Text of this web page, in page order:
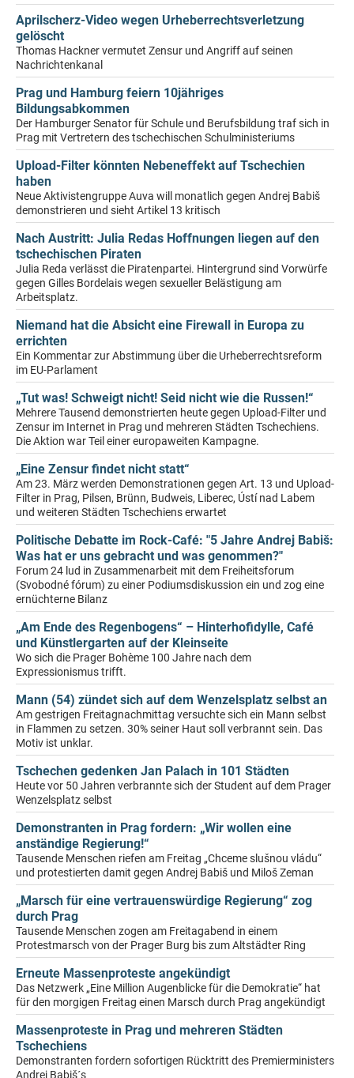
Aprilscherz-Video wegen Urheberrechtsverletzung
gelöscht
Thomas Hackner vermutet Zensur und Angriff auf seinen
Nachrichtenkanal
Prag und Hamburg feiern 10jähriges
Bildungsabkommen
Der Hamburger Senator für Schule und Berufsbildung traf sich in
Prag mit Vertretern des tschechischen Schulministeriums
Upload-Filter könnten Nebeneffekt auf Tschechien
haben
Neue Aktivistengruppe Auva will monatlich gegen Andrej Babiš
demonstrieren und sieht Artikel 13 kritisch
Nach Austritt: Julia Redas Hoffnungen liegen auf den
tschechischen Piraten
Julia Reda verlässt die Piratenpartei. Hintergrund sind Vorwürfe
gegen Gilles Bordelais wegen sexueller Belästigung am
Arbeitsplatz.
Niemand hat die Absicht eine Firewall in Europa zu
errichten
Ein Kommentar zur Abstimmung über die Urheberrechtsreform
im EU-Parlament
„Tut was! Schweigt nicht! Seid nicht wie die Russen!“
Mehrere Tausend demonstrierten heute gegen Upload-Filter und
Zensur im Internet in Prag und mehreren Städten Tschechiens.
Die Aktion war Teil einer europaweiten Kampagne.
„Eine Zensur findet nicht statt“
Am 23. März werden Demonstrationen gegen Art. 13 und Upload-
Filter in Prag, Pilsen, Brünn, Budweis, Liberec, Ústí nad Labem
und weiteren Städten Tschechiens erwartet
Politische Debatte im Rock-Café: "5 Jahre Andrej Babiš:
Was hat er uns gebracht und was genommen?"
Forum 24 lud in Zusammenarbeit mit dem Freiheitsforum
(Svobodné fórum) zu einer Podiumsdiskussion ein und zog eine
ernüchterne Bilanz
„Am Ende des Regenbogens“ – Hinterhofidylle, Café
und Künstlergarten auf der Kleinseite
Wo sich die Prager Bohème 100 Jahre nach dem
Expressionismus trifft.
Mann (54) zündet sich auf dem Wenzelsplatz selbst an
Am gestrigen Freitagnachmittag versuchte sich ein Mann selbst
in Flammen zu setzen. 30% seiner Haut soll verbrannt sein. Das
Motiv ist unklar.
Tschechen gedenken Jan Palach in 101 Städten
Heute vor 50 Jahren verbrannte sich der Student auf dem Prager
Wenzelsplatz selbst
Demonstranten in Prag fordern: „Wir wollen eine
anständige Regierung!“
Tausende Menschen riefen am Freitag „Chceme slušnou vládu“
und protestierten damit gegen Andrej Babiš und Miloš Zeman
„Marsch für eine vertrauenswürdige Regierung“ zog
durch Prag
Tausende Menschen zogen am Freitagabend in einem
Protestmarsch von der Prager Burg bis zum Altstädter Ring
Erneute Massenproteste angekündigt
Das Netzwerk „Eine Million Augenblicke für die Demokratie“ hat
für den morgigen Freitag einen Marsch durch Prag angekündigt
Massenproteste in Prag und mehreren Städten
Tschechiens
Demonstranten fordern sofortigen Rücktritt des Premierministers
Andrej Babiš´s